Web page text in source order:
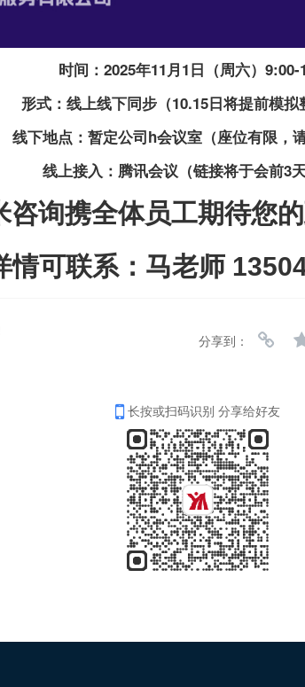
时间：2025年11月1日（周六）9:00-
形式：线上线下同步（10.15日将提前模拟
线下地点：暂定公司h会议室（座位有限，
线上接入：腾讯会议（链接将于会前3天
咨询携全体员工期待您的
情可联系：马老师
分享到：
长按或扫码识别 分享给好友